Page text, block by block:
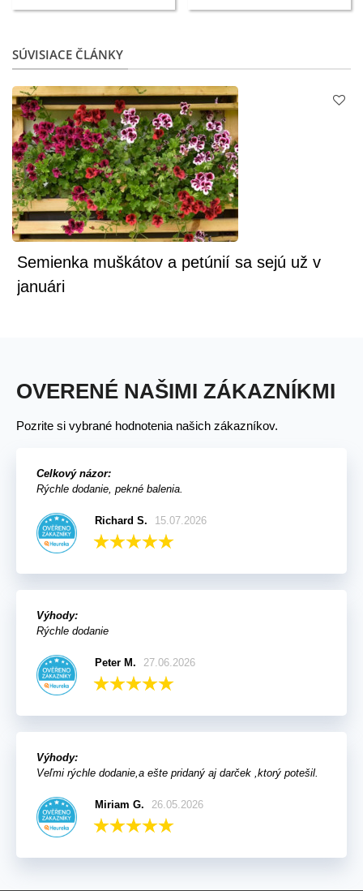
SÚVISIACE ČLÁNKY
Semienka muškátov a petúnií sa sejú už v
januári
OVERENÉ NAŠIMI ZÁKAZNÍKMI
Pozrite si vybrané hodnotenia našich zákazníkov.
Celkový názor:
Rýchle dodanie, pekné balenia.
Richard S. 15.07.2026
Výhody:
Rýchle dodanie
Peter M. 27.06.2026
Výhody:
Veľmi rýchle dodanie,a ešte pridaný aj darček ,ktorý potešil.
Miriam G. 26.05.2026